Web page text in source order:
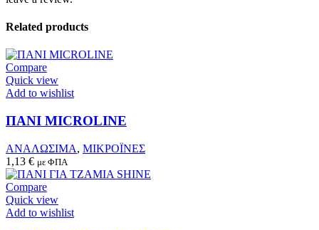
Related products
Compare
Quick view
Add to wishlist
ΠΑΝΙ MICROLINE
ΑΝΑΛΩΣΙΜΑ, ΜΙΚΡΟΪΝΕΣ
1,13 € με ΦΠΑ
Compare
Quick view
Add to wishlist